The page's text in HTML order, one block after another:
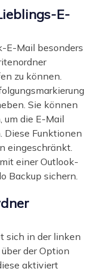
E-
E-Mail besonders
zu können.
Sie können
um die E-Mail
Diese Funktionen
eingeschränkt.
einer Outlook-
Backup sichern.
sich in der linken
der Option
aktiviert